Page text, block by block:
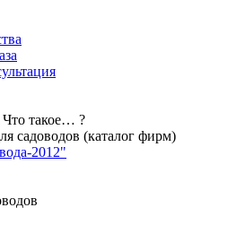
Что такое… ?
садоводов (каталог фирм)
2012"